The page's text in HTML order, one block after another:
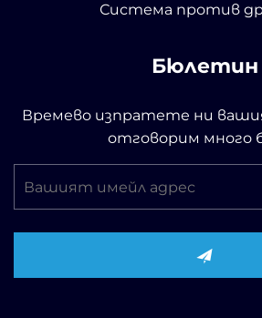
Система против
Бюлетин
Времево изпратете ни
отговорим много